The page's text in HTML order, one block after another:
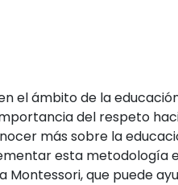
el ámbito de la
del respeto
más sobre la
esta metodología
que puede